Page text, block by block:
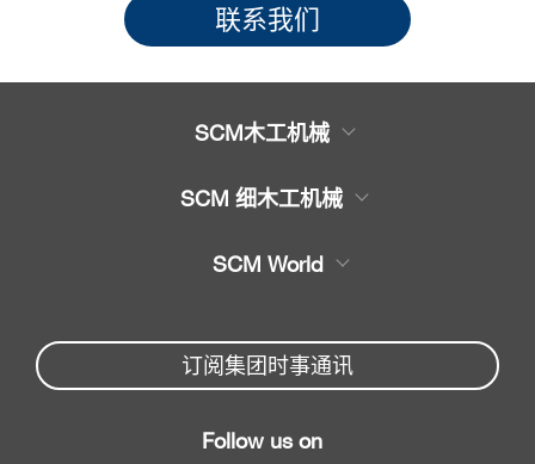
联系我们
SCM木工机械
木工机械产品
备件
SCM集团公司
SCM 细木工机械
E封边机
平压刨机
平压刨联合机床
SCM World
Spare parts service
myPortal
订阅集团时事通讯
Follow us on